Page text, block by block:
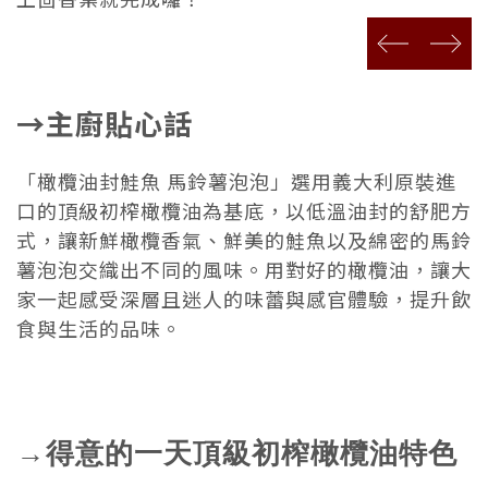
prev next
→主廚貼心話
「橄欖油封鮭魚 馬鈴薯泡泡」選用義大利原裝進
口的頂級初榨橄欖油為基底， 以低溫油封的舒肥方
式，讓新鮮橄欖香氣、 鮮美的鮭魚以及綿密的馬鈴
薯泡泡交織出不同的風味。用對好的橄欖油，讓大
家一起感受深層且迷人的味蕾與感官體驗， 提升飲
食與生活的品味。
→得意的一天頂級初榨橄欖油特色